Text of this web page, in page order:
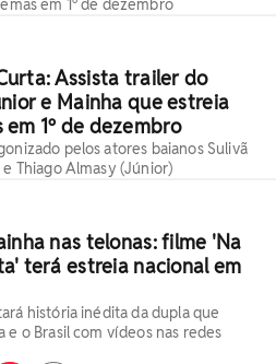
em 1º de dezembro
Assista trailer do
e Mainha que estreia
em 1º de dezembro
pelos atores baianos Sulivã
e Thiago Almasy (Júnior)
nas telonas: filme 'Na
terá estreia nacional em
história inédita da dupla que
e o Brasil com vídeos nas redes